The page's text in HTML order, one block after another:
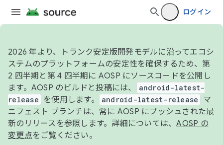
ログイン
2026 年より、トランク安定版開発モデルに沿ってエコシ
ステムのプラットフォームの安定性を確保するため、第
2 四半期と第 4 四半期に AOSP にソースコードを公開し
ます。AOSP のビルドと投稿には、
android-latest-
release
を使用します。 android-latest-release
マ
ニフェスト ブランチは、常に AOSP にプッシュされた最
新のリリースを参照します。詳細については、AOSP の
変更点をご覧ください。